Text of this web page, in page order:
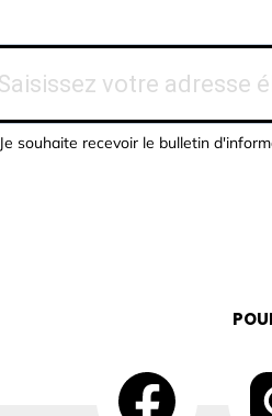
Je souhaite recevoir le bulletin